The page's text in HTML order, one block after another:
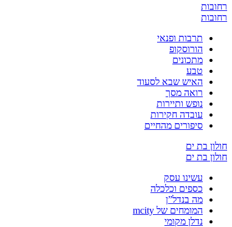
רחובות
רחובות
תרבות ופנאי
הורוסקופ
מתכונים
טבע
האיש שבא לסעוד
רואה מסך
נופש ותיירות
עובדה חקירות
סיפורים מהחיים
חולון בת ים
חולון בת ים
עשינו עסק
כספים וכלכלה
מה בנדל”ן
המומחים של mcity
נדלן מקומי